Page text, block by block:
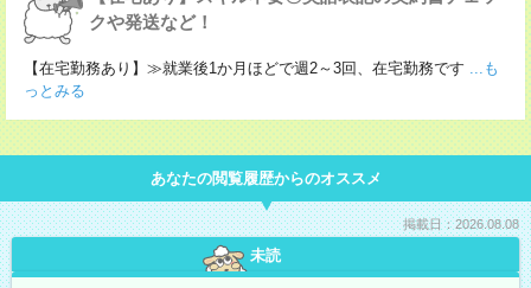
クや発送など！
【在宅勤務あり】≫就業後1か月ほどで週2～3回、在宅勤務です ...も
っとみる
あなたの閲覧履歴からのオススメ
掲載日：2026.08.08
未読